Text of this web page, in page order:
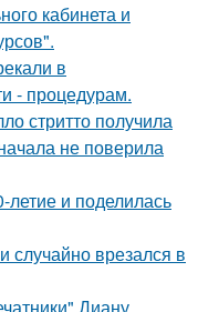
кабинета и
в
- процедурам.
стритто получила
не поверила
летие и поделилась
случайно врезался в